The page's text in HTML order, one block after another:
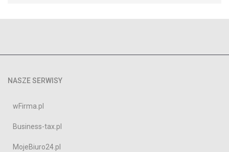
NASZE SERWISY
wFirma.pl
Business-tax.pl
MojeBiuro24.pl